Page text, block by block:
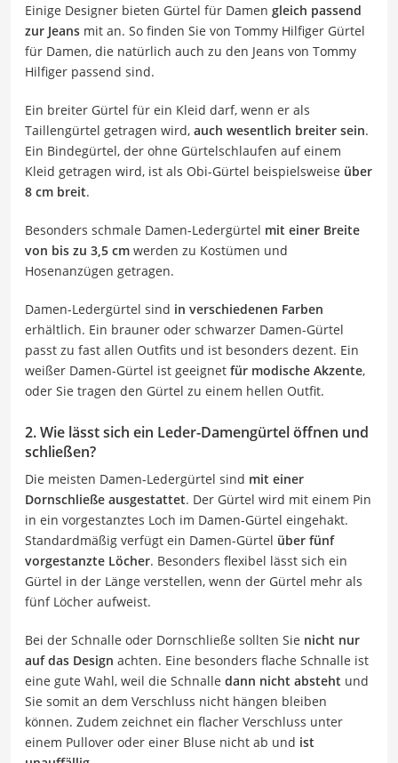
Einige Designer bieten Gürtel für Damen gleich passend
zur Jeans mit an. So finden Sie von Tommy Hilfiger Gürtel
für Damen, die natürlich auch zu den Jeans von Tommy
Hilfiger passend sind.
Ein breiter Gürtel für ein Kleid darf, wenn er als
Taillengürtel getragen wird, auch wesentlich breiter sein.
Ein Bindegürtel, der ohne Gürtelschlaufen auf einem
Kleid getragen wird, ist als Obi-Gürtel beispielsweise über
8 cm breit.
Besonders schmale Damen-Ledergürtel mit einer Breite
von bis zu 3,5 cm werden zu Kostümen und
Hosenanzügen getragen.
Damen-Ledergürtel sind in verschiedenen Farben
erhältlich. Ein brauner oder schwarzer Damen-Gürtel
passt zu fast allen Outfits und ist besonders dezent. Ein
weißer Damen-Gürtel ist geeignet für modische Akzente,
oder Sie tragen den Gürtel zu einem hellen Outfit.
2. Wie lässt sich ein Leder-Damengürtel öffnen und
schließen?
Die meisten Damen-Ledergürtel sind mit einer
Dornschließe ausgestattet. Der Gürtel wird mit einem Pin
in ein vorgestanztes Loch im Damen-Gürtel eingehakt.
Standardmäßig verfügt ein Damen-Gürtel über fünf
vorgestanzte Löcher. Besonders flexibel lässt sich ein
Gürtel in der Länge verstellen, wenn der Gürtel mehr als
fünf Löcher aufweist.
Bei der Schnalle oder Dornschließe sollten Sie nicht nur
auf das Design achten. Eine besonders flache Schnalle ist
eine gute Wahl, weil die Schnalle dann nicht absteht und
Sie somit an dem Verschluss nicht hängen bleiben
können. Zudem zeichnet ein flacher Verschluss unter
einem Pullover oder einer Bluse nicht ab und ist